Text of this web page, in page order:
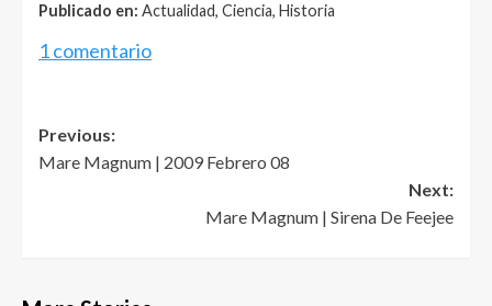
Publicado en: Actualidad, Ciencia, Historia
1 comentario
Post
navigation
Previous:
Mare Magnum | 2009 Febrero 08
Next:
Mare Magnum | Sirena De Feejee